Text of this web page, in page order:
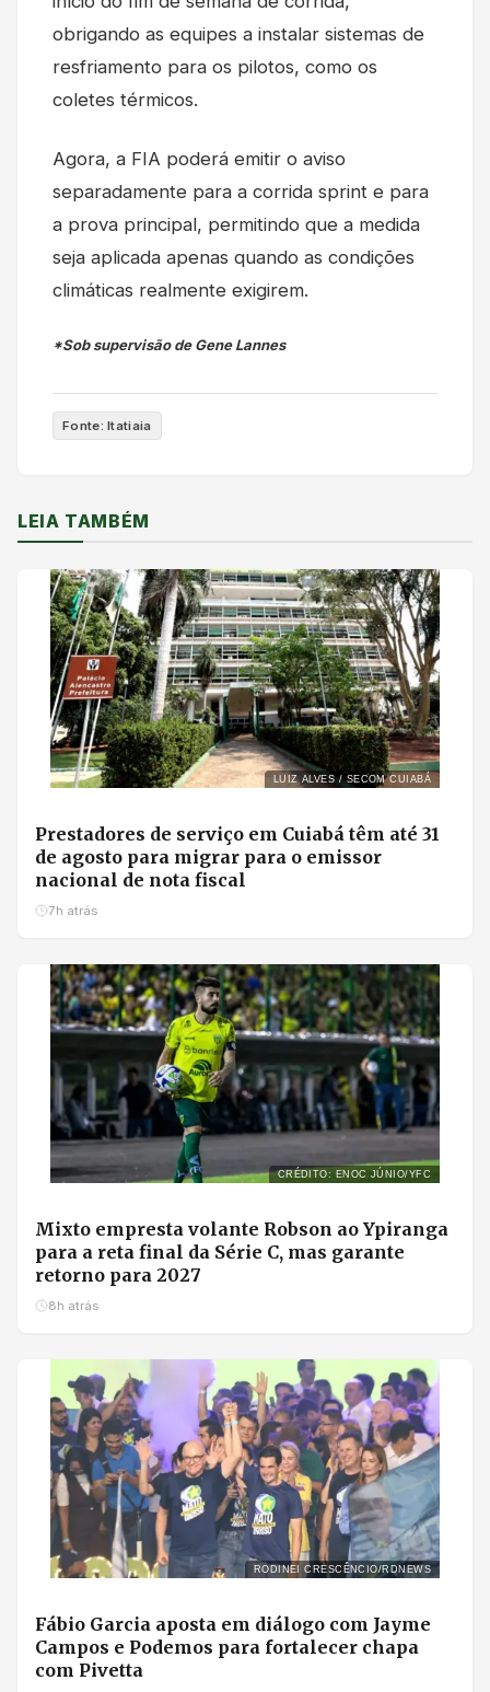
obrigando as equipes a instalar sistemas de
resfriamento para os pilotos, como os
coletes térmicos.
Agora, a FIA poderá emitir o aviso
separadamente para a corrida sprint e para
a prova principal, permitindo que a medida
seja aplicada apenas quando as condições
climáticas realmente exigirem.
*Sob supervisão de Gene Lannes
Fonte: Itatiaia
LEIA TAMBÉM
LUIZ ALVES / SECOM CUIABÁ
Prestadores de serviço em Cuiabá têm até 31
de agosto para migrar para o emissor
nacional de nota fiscal
7h atrás
CRÉDITO: ENOC JÚNIO/YFC
Mixto empresta volante Robson ao Ypiranga
para a reta final da Série C, mas garante
retorno para 2027
8h atrás
RODINEI CRESCÊNCIO/RDNEWS
Fábio Garcia aposta em diálogo com Jayme
Campos e Podemos para fortalecer chapa
com Pivetta